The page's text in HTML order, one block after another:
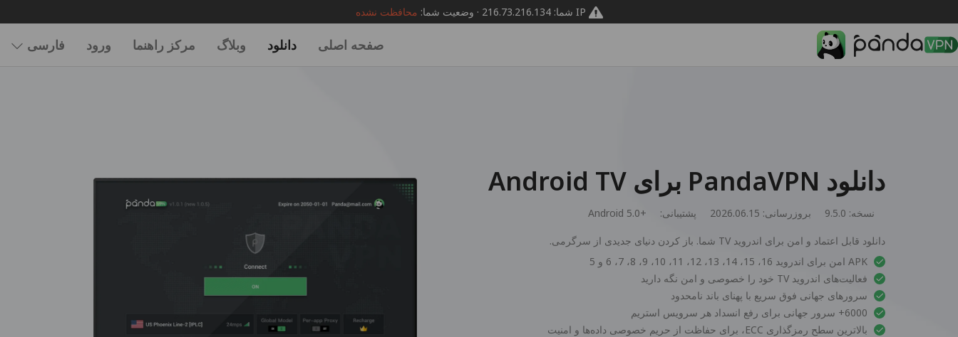
IP شما: 216.73.216.134 · وضعیت شما: محافظت نشده
صفحه اصلی دانلود وبلاگ مرکز راهنما ورود فارسی
دانلود PandaVPN برای Android TV
نسخه: 9.5.0 بروزرسانی: 2026.06.15 پشتیبانی: Android 5.0+
دانلود قابل اعتماد و امن برای اندروید TV شما. باز کردن دنیای جدیدی از سرگرمی.
APK امن برای اندروید 16، 15، 14، 13، 12، 11، 10، 9، 8، 7، 6 و 5
فعالیت‌های اندروید TV خود را خصوصی و امن نگه دارید
سرورهای جهانی فوق سریع با پهنای باند نامحدود
6000+ سرور جهانی برای رفع انسداد هر سرویس استریم
بالاترین سطح رمزگذاری ECC، برای حفاظت از حریم خصوصی داده‌ها و امنیت